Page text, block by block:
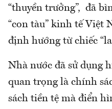
“thuyền trưởng”, đã
“con tàu” kinh tế Việt
định hướng từ chiếc
Nhà nước đã sử dụng
quan trọng là chính
sách tiền tệ mà điển